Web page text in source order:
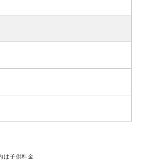
は子供料金